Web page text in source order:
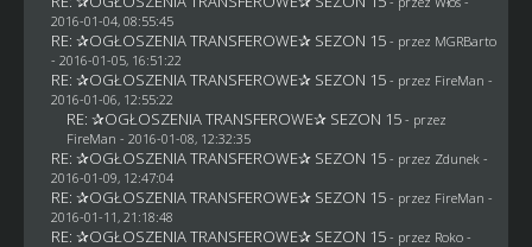
2016-01-04, 08:55:45
RE: ✰OGŁOSZENIA TRANSFEROWE✰ SEZON 15 - przez MGRBarto
- 2016-01-05, 16:51:22
RE: ✰OGŁOSZENIA TRANSFEROWE✰ SEZON 15 - przez FireMan -
2016-01-06, 12:55:22
RE: ✰OGŁOSZENIA TRANSFEROWE✰ SEZON 15 - przez
FireMan - 2016-01-08, 12:32:35
RE: ✰OGŁOSZENIA TRANSFEROWE✰ SEZON 15 - przez Zdunek -
2016-01-09, 12:47:04
RE: ✰OGŁOSZENIA TRANSFEROWE✰ SEZON 15 - przez FireMan -
2016-01-11, 21:18:48
RE: ✰OGŁOSZENIA TRANSFEROWE✰ SEZON 15 - przez Roko-